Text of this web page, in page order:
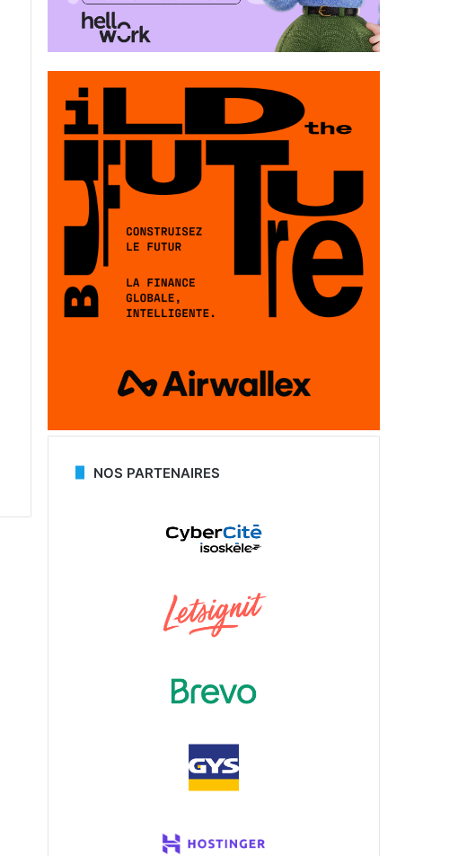
NOS PARTENAIRES